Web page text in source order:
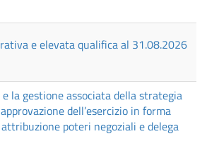
e elevata qualifica al 31.08.2026
la gestione associata della strategia
dell’esercizio in forma
poteri negoziali e delega